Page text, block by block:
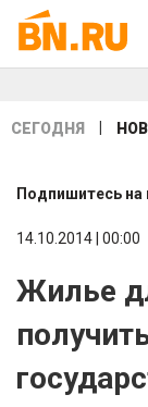
СЕГОДНЯ
Подпишитесь на
14.10.2014 | 00:00
Жилье